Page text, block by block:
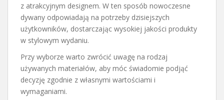
z atrakcyjnym designem. W ten sposób nowoczesne
dywany odpowiadają na potrzeby dzisiejszych
użytkowników, dostarczając wysokiej jakości produkty
w stylowym wydaniu.
Przy wyborze warto zwrócić uwagę na rodzaj
używanych materiałów, aby móc świadomie podjąć
decyzję zgodnie z własnymi wartościami i
wymaganiami.